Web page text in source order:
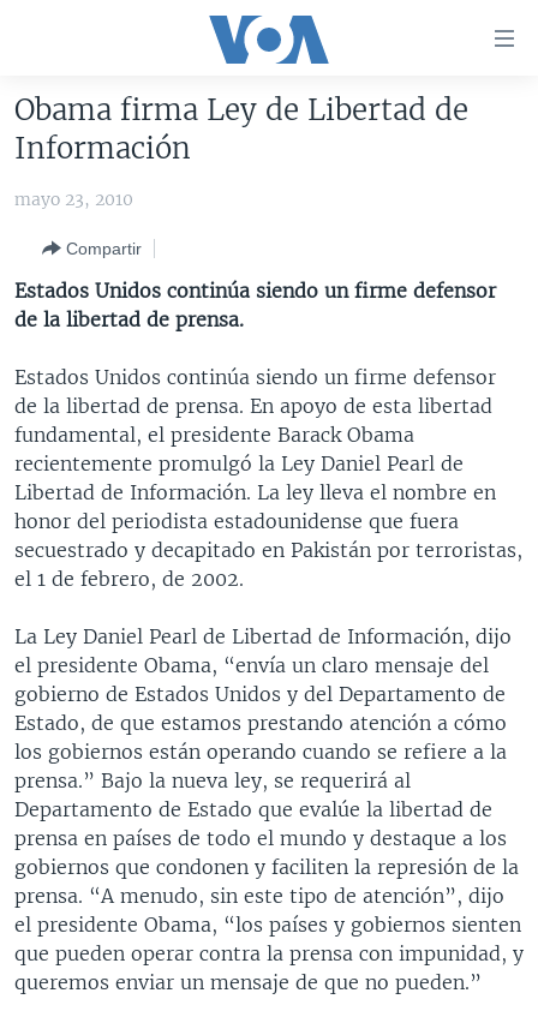
accesibilidad
principal
Salte
navegador
principal
búsqueda
AMÉRICA DEL NORTE
MÉXICO
HAITÍ
ELECCIONES EEUU
VOTO DIVIDIDO
VOA VERIFICA
VOA VERIFICA UCRANIA/RUSIA
VOA VERIFICA INMIGRACIÓN
AMÉRICA LATINA
ARGENTINA
COLOMBIA
CHILE
PERÚ
ECUADOR
VENEZUELA
CHINA EN AMÉRICA LATINA
COSTA RICA
EL SALVADOR
GUATEMALA
HONDURAS
NICARAGUA
OTRAS SECCIONES
INMIGRACIÓN
LIBERTAD DE PRENSA
MUNDO
ECONOMÍA
TECNOLOGÍA
DEPORTES
CIENCIA Y SALUD
ESPECIALES DE LA VOA
LIBERTAD DE PRENSA
UCRANIA
MULTIMEDIA
FOTOGRAFÍA
AUDIOS
EL MUNDO AL DÍA
FORO INTERAMERICANO
VISIÓN 360
LAS CLAVES
PANORAMA
RADIO
AVANCE INFORMATIVO
AUDIONOTICIAS
BUENOS DÍAS AMÉRICA
ESTADOS UNIDOS AL DÍA
EL MUNDO AL DÍA [RADIO]
FORO [RADIO]
DEPORTIVO INTERNACIONAL
NOTA ECONÓMICA
DIRECT
DOCUMENTALES DE LA VOA
Learning English
SÍGANOS
Idiomas
Obama firma Ley de Libertad de
Información
mayo 23, 2010
Compartir
Estados Unidos continúa siendo un firme defensor
de la libertad de prensa.
Estados Unidos continúa siendo un firme defensor
de la libertad de prensa. En apoyo de esta libertad
fundamental, el presidente Barack Obama
recientemente promulgó la Ley Daniel Pearl de
Libertad de Información. La ley lleva el nombre en
honor del periodista estadounidense que fuera
secuestrado y decapitado en Pakistán por terroristas,
el 1 de febrero, de 2002.
La Ley Daniel Pearl de Libertad de Información, dijo
el presidente Obama, “envía un claro mensaje del
gobierno de Estados Unidos y del Departamento de
Estado, de que estamos prestando atención a cómo
los gobiernos están operando cuando se refiere a la
prensa.” Bajo la nueva ley, se requerirá al
Departamento de Estado que evalúe la libertad de
prensa en países de todo el mundo y destaque a los
gobiernos que condonen y faciliten la represión de la
prensa. “A menudo, sin este tipo de atención”, dijo
el presidente Obama, “los países y gobiernos sienten
que pueden operar contra la prensa con impunidad, y
queremos enviar un mensaje de que no pueden.”